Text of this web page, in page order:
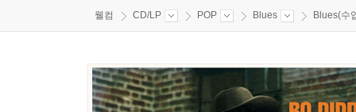
웰컴 CD/LP POP Blues Blues(수